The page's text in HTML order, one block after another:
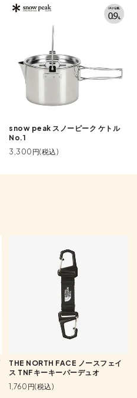
snow peak スノーピーク ケトル
No.1
3,300円(税込)
THE NORTH FACE ノースフェイ
ス TNFキーキーパーデュオ
1,760円(税込)